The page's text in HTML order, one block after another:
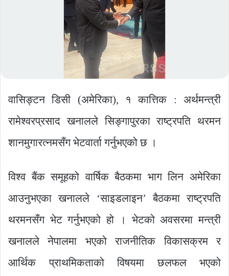
वासिङ्टन डिसी (अमेरिका), १ कात्तिक : अर्थमन्त्री
रामेश्वरप्रसाद खनालले सिङ्गापुरका राष्ट्रपति थरमन
शानमुगारत्नमसँग भेटवार्ता गर्नुभएको छ ।
विश्व बैंक समूहको वार्षिक बैठकमा भाग लिन अमेरिका
आउनुभएका खनालले ‘साइडलाइन’ बैठकमा राष्ट्रपति
थरमनसँग भेट गर्नुभएको हो । भेटको अवसरमा मन्त्री
खनालले नेपालमा भएको राजनीतिक विकासक्रम र
आर्थिक प्राथमिकताको विषयमा छलफल भएको